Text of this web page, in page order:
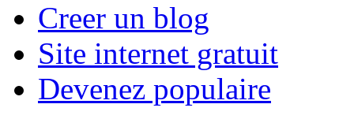
Creer un blog
Site internet gratuit
Devenez populaire